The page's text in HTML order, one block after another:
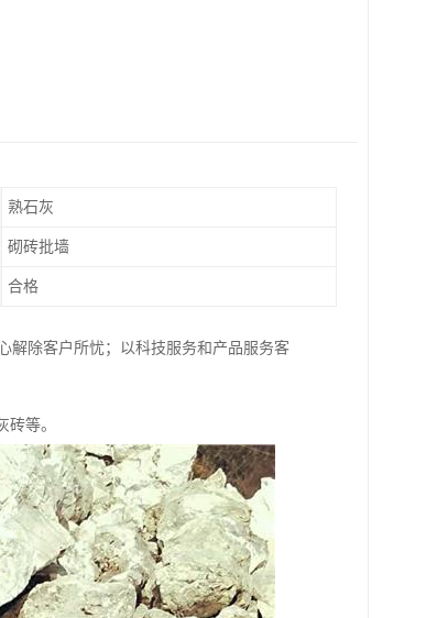
熟石灰
砌砖批墙
合格
解除客户所忧；以科技服务和产品服务客
等。